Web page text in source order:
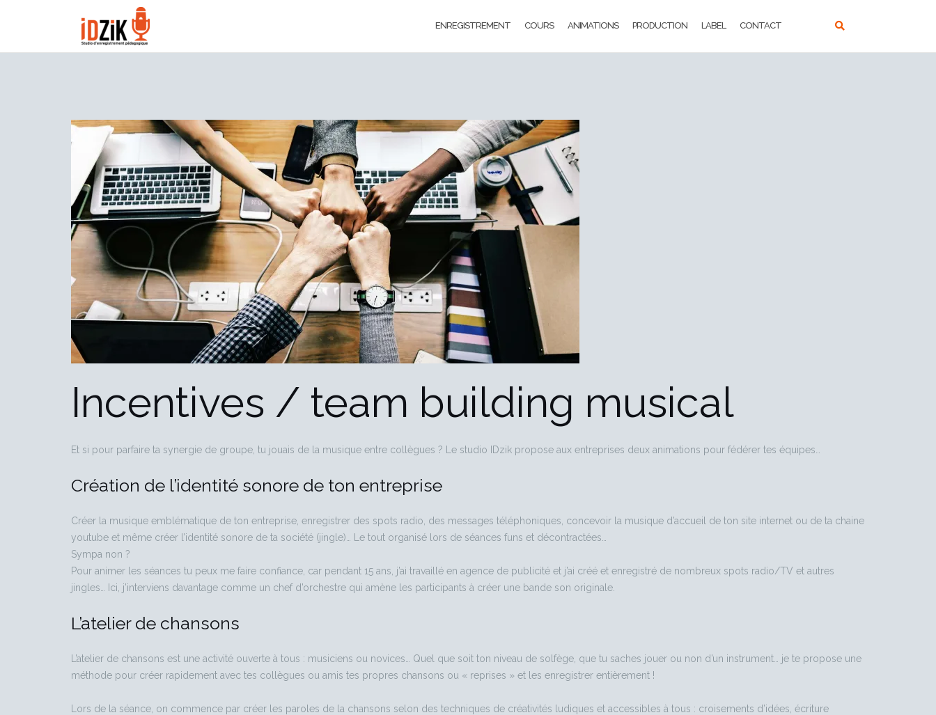
ENREGISTREMENT COURS ANIMATIONS PRODUCTION LABEL CONTACT
Incentives / team building musical
Et si pour parfaire ta synergie de groupe, tu jouais de la musique entre collègues ? Le studio IDzik propose aux entreprises deux animations pour fédérer tes équipes…
Création de l’identité sonore de ton entreprise
Créer la musique emblématique de ton entreprise, enregistrer des spots radio, des messages téléphoniques, concevoir la musique d’accueil de ton site internet ou de ta chaine
youtube et même créer l’identité sonore de ta société (jingle)… Le tout organisé lors de séances funs et décontractées…
Sympa non ?
Pour animer les séances tu peux me faire confiance, car pendant 15 ans, j’ai travaillé en agence de publicité et j’ai créé et enregistré de nombreux spots radio/TV et autres
jingles… Ici, j’interviens davantage comme un chef d’orchestre qui amène les participants à créer une bande son originale.
L’atelier de chansons
L’atelier de chansons est une activité ouverte à tous : musiciens ou novices… Quel que soit ton niveau de solfège, que tu saches jouer ou non d’un instrument… je te propose une
méthode pour créer rapidement avec tes collègues ou amis tes propres chansons ou « reprises » et les enregistrer entièrement !
Lors de la séance, on commence par créer les paroles de la chansons selon des techniques de créativités ludiques et accessibles à tous : croisements d’idées, écriture